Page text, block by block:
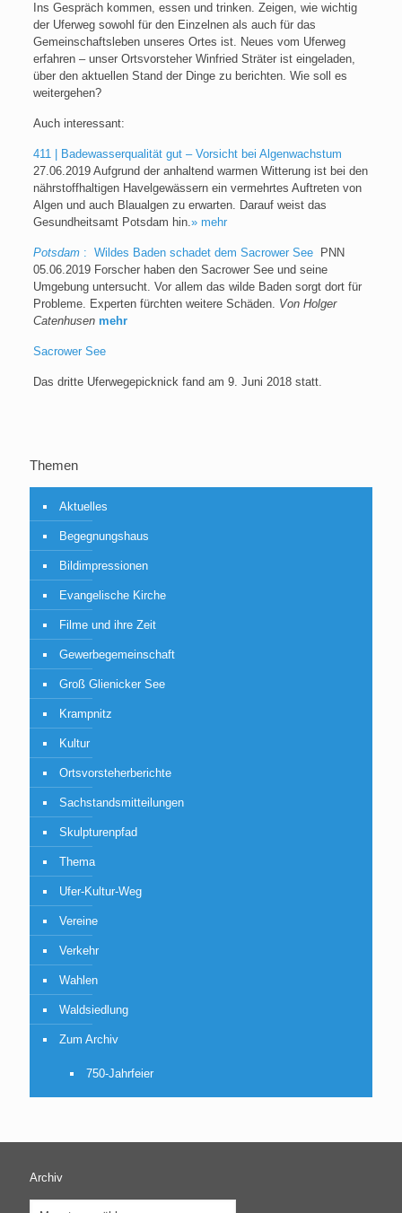
Ins Gespräch kommen, essen und trinken. Zeigen, wie wichtig
der Uferweg sowohl für den Einzelnen als auch für das
Gemeinschaftsleben unseres Ortes ist. Neues vom Uferweg
erfahren – unser Ortsvorsteher Winfried Sträter ist eingeladen,
über den aktuellen Stand der Dinge zu berichten. Wie soll es
weitergehen?
Auch interessant:
411|
Badewasserqualität gut – Vorsicht bei Algenwachstum
27.06.2019 Aufgrund der anhaltend warmen Witterung ist bei den
nährstoffhaltigen Havelgewässern ein vermehrtes Auftreten von
Algen und auch Blaualgen zu erwarten. Darauf weist das
Gesundheitsamt Potsdam hin.» mehr
Potsdam : Wildes Baden schadet dem Sacrower See
PNN
05.06.2019 Forscher haben den Sacrower See und seine
Umgebung untersucht. Vor allem das wilde Baden sorgt dort für
Probleme. Experten fürchten weitere Schäden. Von Holger
Catenhusen mehr
Sacrower See
Das dritte Uferwegepicknick fand am 9. Juni 2018 statt.
Themen
Aktuelles
Begegnungshaus
Bildimpressionen
Evangelische Kirche
Filme und ihre Zeit
Gewerbegemeinschaft
Groß Glienicker See
Krampnitz
Kultur
Ortsvorsteherberichte
Sachstandsmitteilungen
Skulpturenpfad
Thema
Ufer-Kultur-Weg
Vereine
Verkehr
Wahlen
Waldsiedlung
Zum Archiv
750-Jahrfeier
Archiv